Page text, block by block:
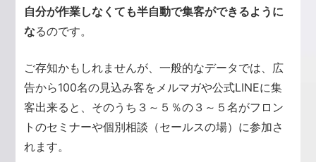
自分が作業しなくても半自動で集客ができるように
なるのです。
ご存知かもしれませんが、一般的なデータでは、広
告から100名の見込み客をメルマガや公式LINEに集
客出来ると、そのうち３～５％の３～５名がフロン
トのセミナーや個別相談（セールスの場）に参加さ
れます。